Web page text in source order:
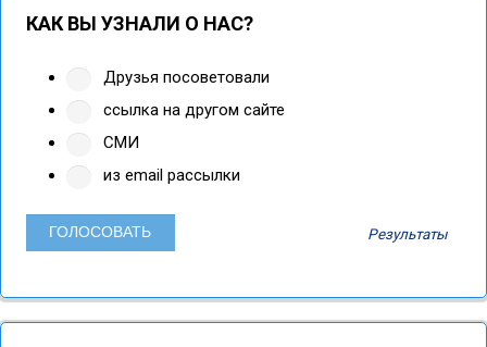
КАК ВЫ УЗНАЛИ О НАС?
Друзья посоветовали
ссылка на другом сайте
СМИ
из email рассылки
Результаты